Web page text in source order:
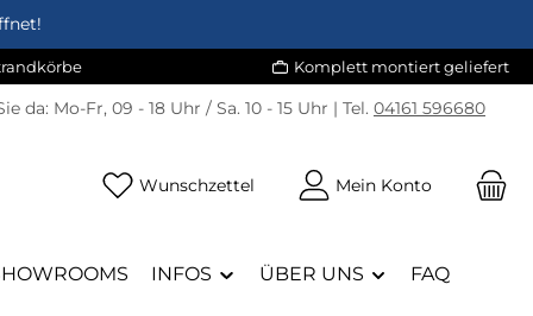
Komplett montiert geliefert
da: Mo-Fr, 09 - 18 Uhr / Sa. 10 - 15 Uhr | Tel. 04161 596680
Wunschzettel Du hast 0 Produkte auf dem
Mein Konto
INFOS ÜBER UNS FAQ